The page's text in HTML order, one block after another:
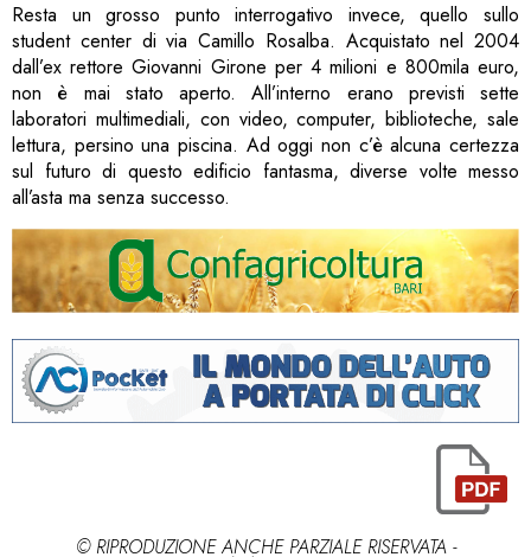
Resta un grosso punto interrogativo invece, quello sullo
student center di via Camillo Rosalba. Acquistato nel 2004
dall’ex rettore Giovanni Girone per 4 milioni e 800mila euro,
non è mai stato aperto. All’interno erano previsti sette
laboratori multimediali, con video, computer, biblioteche, sale
lettura, persino una piscina. Ad oggi non c’è alcuna certezza
sul futuro di questo edificio fantasma, diverse volte messo
all’asta ma senza successo.
© RIPRODUZIONE ANCHE PARZIALE RISERVATA -